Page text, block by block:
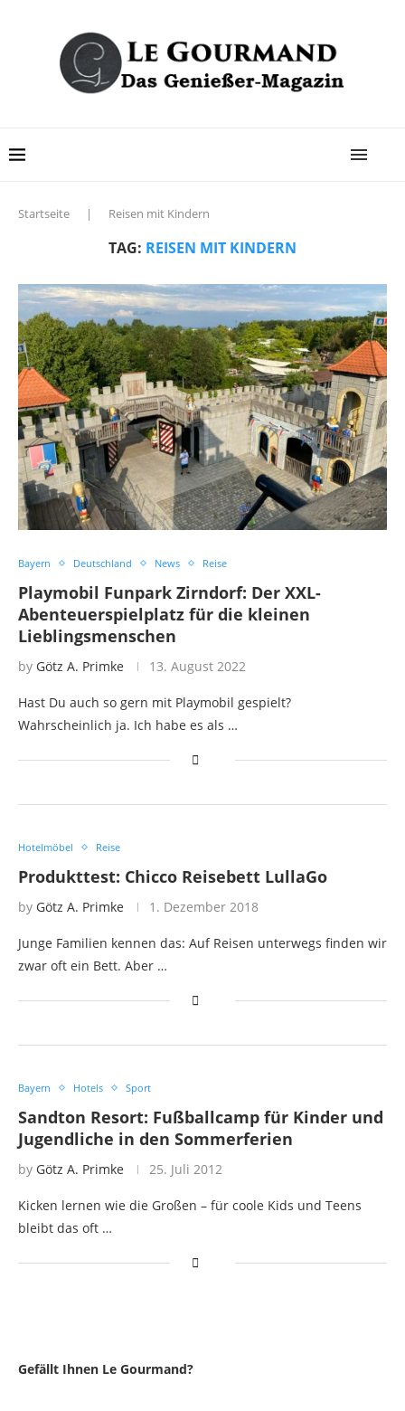
Startseite | Reisen mit Kindern
TAG: REISEN MIT KINDERN
Bayern Deutschland News Reise
Playmobil Funpark Zirndorf: Der XXL-
Abenteuerspielplatz für die kleinen
Lieblingsmenschen
by Götz A. Primke 13. August 2022
Hast Du auch so gern mit Playmobil gespielt?
Wahrscheinlich ja. Ich habe es als …
Hotelmöbel Reise
Produkttest: Chicco Reisebett LullaGo
by Götz A. Primke 1. Dezember 2018
Junge Familien kennen das: Auf Reisen unterwegs finden wir
zwar oft ein Bett. Aber …
Bayern Hotels Sport
Sandton Resort: Fußballcamp für Kinder und
Jugendliche in den Sommerferien
by Götz A. Primke 25. Juli 2012
Kicken lernen wie die Großen – für coole Kids und Teens
bleibt das oft …
Gefällt Ihnen Le Gourmand?